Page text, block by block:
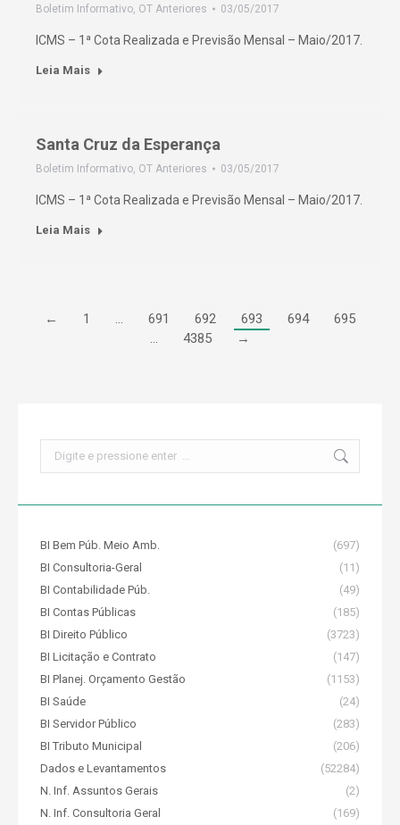
Boletim Informativo, OT Anteriores 03/05/2017
ICMS – 1ª Cota Realizada e Previsão Mensal – Maio/2017.
Leia Mais
Santa Cruz da Esperança
Boletim Informativo, OT Anteriores 03/05/2017
ICMS – 1ª Cota Realizada e Previsão Mensal – Maio/2017.
Leia Mais
← 1 … 691 692 693 694
695
…
4385 →
BI Bem Púb. Meio Amb.
(697)
BI Consultoria-Geral
(11)
BI Contabilidade Púb.
(49)
BI Contas Públicas
(185)
BI Direito Público
(3723)
BI Licitação e Contrato
(147)
BI Planej. Orçamento Gestão
(1153)
BI Saúde
(24)
BI Servidor Público
(283)
BI Tributo Municipal
(206)
Dados e Levantamentos
(52284)
N. Inf. Assuntos Gerais
(2)
N. Inf. Consultoria Geral
(169)